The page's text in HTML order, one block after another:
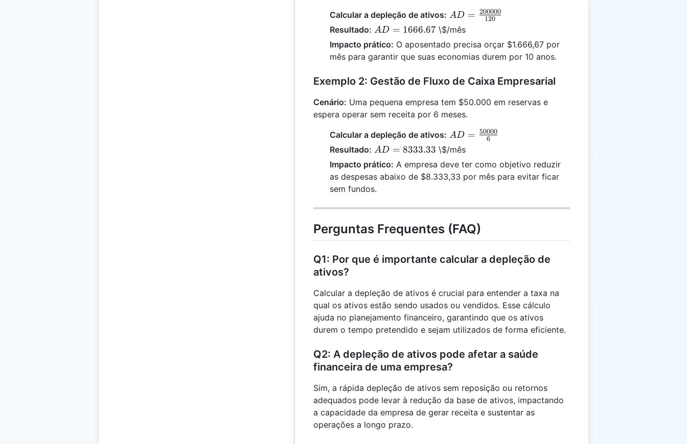
Calcular a depleção de ativos: AD =
\frac{200000}
AD = 120
200000
Resultado: AD =
1666.67
AD = 1666.67 \$/mês
Impacto prático: O aposentado precisa orçar $1.666,67 por
mês para garantir que suas economias durem por 10 anos.
Exemplo 2: Gestão de Fluxo de Caixa Empresarial
Cenário: Uma pequena empresa tem $50.000 em reservas e
espera operar sem receita por 6 meses.
Calcular a depleção de ativos: AD =
\frac{50000}
AD = 6
50000
Resultado: AD =
8333.33
AD = 8333.33 \$/mês
Impacto prático: A empresa deve ter como objetivo reduzir
as despesas abaixo de $8.333,33 por mês para evitar ficar
sem fundos.
Perguntas Frequentes (FAQ)
Q1: Por que é importante calcular a depleção de
ativos?
Calcular a depleção de ativos é crucial para entender a taxa na
qual os ativos estão sendo usados ou vendidos. Esse cálculo
ajuda no planejamento financeiro, garantindo que os ativos
durem o tempo pretendido e sejam utilizados de forma eficiente.
Q2: A depleção de ativos pode afetar a saúde
financeira de uma empresa?
Sim, a rápida depleção de ativos sem reposição ou retornos
adequados pode levar à redução da base de ativos, impactando
a capacidade da empresa de gerar receita e sustentar as
operações a longo prazo.